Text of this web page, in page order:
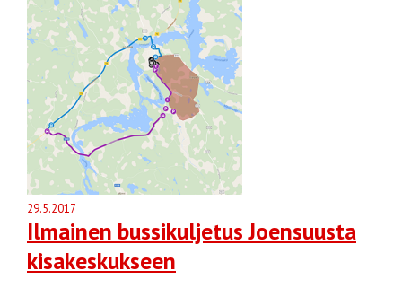
29.5.2017
Ilmainen bussikuljetus Joensuusta
kisakeskukseen